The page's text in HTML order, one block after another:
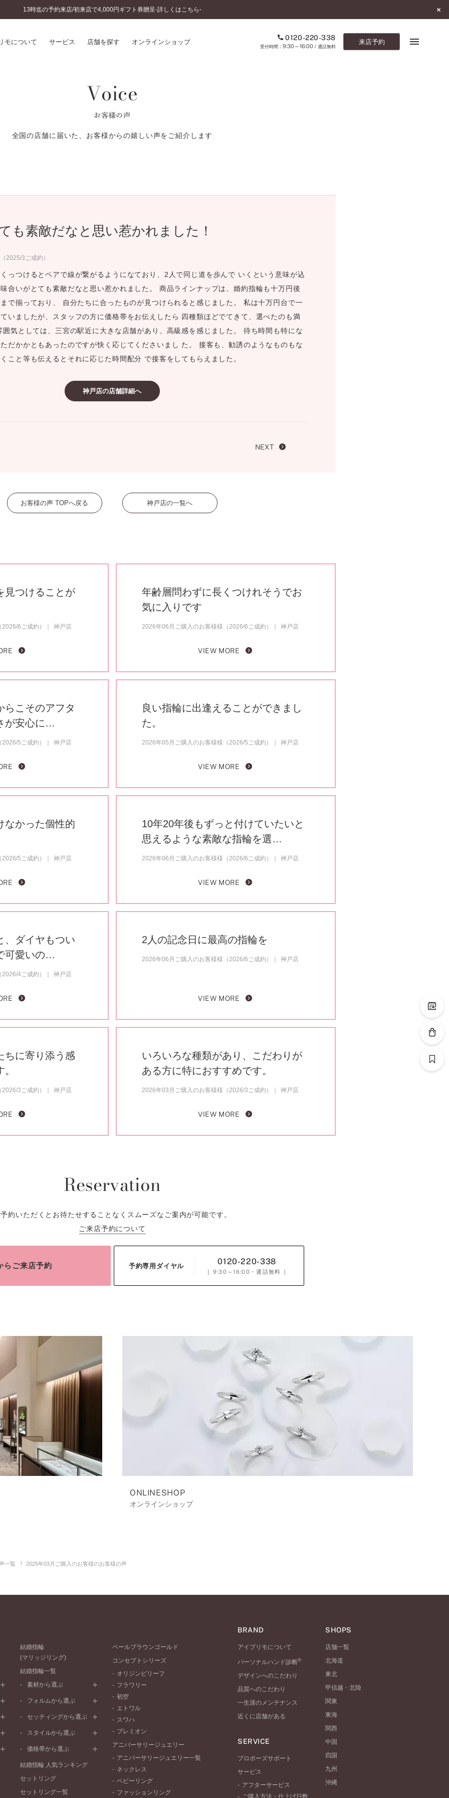
13時迄の予約来店/初来店で4,000円ギフト券贈呈-詳しくはこちら-
モについて サービス 店舗を探す オンラインショップ 0120-220-338
9:30～16:00/ 通話無料
来店予約
のこだわり
スダイヤモンド&バースストー
ーズサポート
プ
婚約指輪とは
結婚指輪とは
セットリングとは
ショップブログ
Voice
お客様の声
全国の店舗に届いた、お客様からの嬉しい声をご紹介します
も素敵だなと思い惹かれました！
2025/3ご成約）
っつけるとペアで線が繋がるようになており、2人で同じ道を歩んで いくという意味が込
合いがとても素敵だなと思い惹かれました。 商品ラインナップは、婚約指輪も十万円後
で揃っており、 自分たちに合ったものが見つけられると感じました。 私は十万円台で一
いましたが、スタッフの方に価格帯をお伝えしたら 四種類ほどでてきて、選べたのも満
気としては、三宮の駅近に大きな店舗があり、高級感を感じました。 待ち時間も特にな
だかかともあったのですが快く応じてくださいまし た。 接客も、勧誘のようなものもな
こと等も伝えるとそれに応じた時間配分 で接客をしてもらえました。
神戸店の店舗詳細へ
NEXT
お客様の声 TOPへ戻る 神戸店の一覧へ
見つけることが
6ご成約） 神戸店
年齢層問わずに長くつけれそうでお
気に入りです
2026年06月ご購入のお客様様（2026/6ご成約） 神戸店
VIEW MORE
らこそのアフタ
が安心に…
5ご成約） 神戸店
良い指輪に出逢えることができまし
た。
2026年05月ご購入のお客様様（2026/5ご成約） 神戸店
VIEW MORE
なかった個性的
5ご成約） 神戸店
10年20年後もずっと付けていたいと
思えるような素敵な指輪を選…
2026年06月ご購入のお客様様（2026/6ご成約） 神戸店
VIEW MORE
、ダイヤもつい
可愛いの…
4ご成約） 神戸店
2人の記念日に最高の指輪を
2026年06月ご購入のお客様様（2026/6ご成約） 神戸店
VIEW MORE
ちに寄り添う感
3ご成約） 神戸店
いろいろな種類があり、こだわりが
ある方に特におすすめです。
2026年03月ご購入のお客様様（2026/3ご成約） 神戸店
VIEW MORE
Reservation
約いただくとお待たせすることなくスムーズなご案内が可能です。
ご来店予約について
らご来店予約 予約専用ダイヤル 0120-220-338
［ 9:30～16:00 ・通話無料 ］
ONLINESHOP
オンラインショップ
一覧 2025年03月ご購入のお客様のお客様の声
結婚指輪
(マリッジリング)
結婚指輪一覧
素材から選ぶ
プラチナ
ピンクゴールド
ペールブラウンゴールド
フォルムから選ぶ
ストレートライン
V字ライン
セッティングから選ぶ
プレーン
セベラルメレ
ラインメレ
スタイルから選ぶ
シンプル
モード
エレガント
ゴージャス
価格帯から選ぶ
50万円～
結婚指輪 人気ランキング
セットリング
セットリング一覧
ペールブラウンゴールド
コンセプトシリーズ
オリジンビリーフ
フラワリー
初空
エトワル
スワハ
プレミオン
アニバーサリージュエリー
アニバーサリージュエリー一覧
ネックレス
ベビーリング
ファッションリング
BRAND
アイプリモについて
パーソナルハンド診断®
デザインへのこだわり
品質へのこだわり
一生涯のメンテナンス
近くに店舗がある
SERVICE
プロポーズサポート
サービス
アフターサービス
SHOPS
店舗一覧
北海道
東北
甲信越・北陸
関東
東海
関西
中国
四国
九州
沖縄